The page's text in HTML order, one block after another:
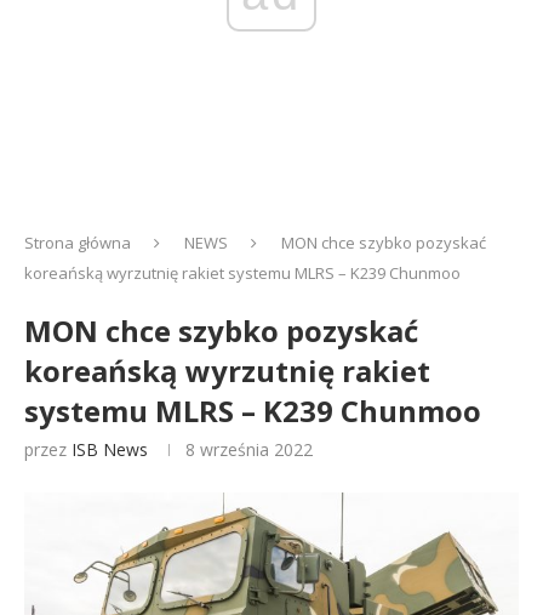
Strona główna NEWS
MON chce szybko pozyskać
koreańską wyrzutnię rakiet systemu MLRS – K239 Chunmoo
MON chce szybko pozyskać
koreańską wyrzutnię rakiet
systemu MLRS – K239 Chunmoo
przez ISB News 8 września 2022